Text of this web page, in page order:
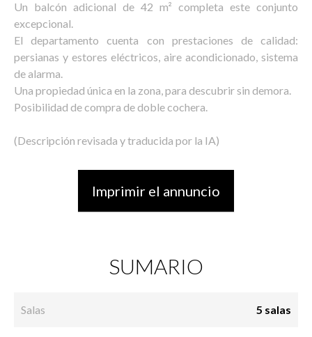
Un balcón adicional de 42 m² completa este conjunto
excepcional.
El departamento cuenta con prestaciones de calidad:
persianas y estores eléctricos, aire acondicionado, sistema
de alarma.
Una propiedad única en la zona, para descubrir sin demora.
Posibilidad de compra de doble cochera.
(Descripción revisada y traducida por la IA)
Imprimir el annuncio
SUMARIO
Salas 5 salas